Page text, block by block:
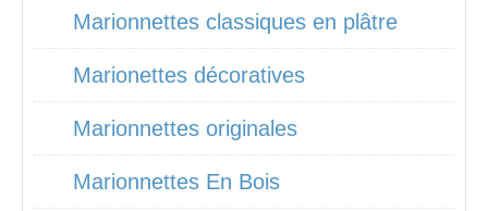
Marionnettes classiques en plâtre
Marionettes décoratives
Marionnettes originales
Marionnettes En Bois